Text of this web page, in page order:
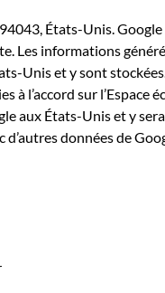
États-Unis.
Les informations
Unis et y sont
à l’accord sur l’Espace
aux États-Unis et y sera
données de